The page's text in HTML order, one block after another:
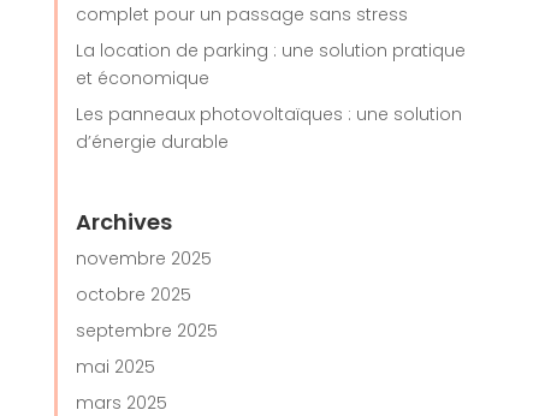
complet pour un passage sans stress
La location de parking : une solution pratique
et économique
Les panneaux photovoltaïques : une solution
d’énergie durable
Archives
novembre 2025
octobre 2025
septembre 2025
mai 2025
mars 2025